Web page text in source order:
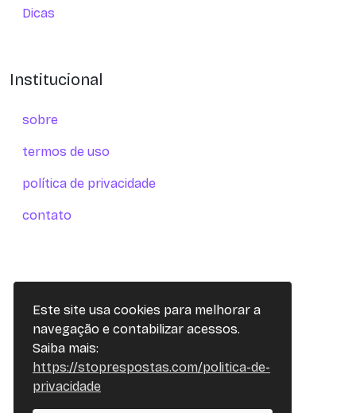
Este site usa cookies para melhorar a
navegação e contabilizar acessos.
Saiba mais:
https://stoprespostas.com/politica-de-
privacidade
Dicas
Institucional
sobre
termos de uso
política de privacidade
contato